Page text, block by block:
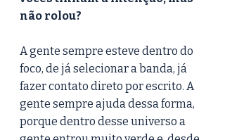
não rolou?
A gente sempre esteve dentro do
foco, de já selecionar a banda, já
fazer contato direto por escrito. A
gente sempre ajuda dessa forma,
porque dentro desse universo a